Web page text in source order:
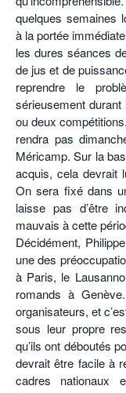
quelques semaines
à la portée
les dures séances
de jus et de
reprendre le
sérieusement
ou deux
rendra pas
Méricamp. Sur la
acquis, cela devrait
On sera fixé dans
laisse pas d’être
mauvais à cette
Décidément,
une des
à Paris, le
romands à
organisateurs, et
sous leur propre
qu’ils ont déboutés
devrait être facile à
cadres nationaux